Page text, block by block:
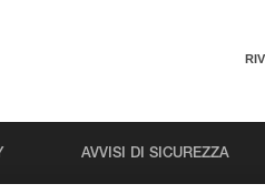
AVVISI DI SICUREZZA